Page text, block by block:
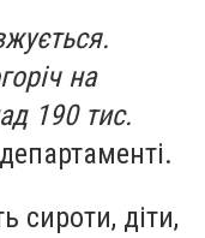
на
190 тис.
сироти, діти,